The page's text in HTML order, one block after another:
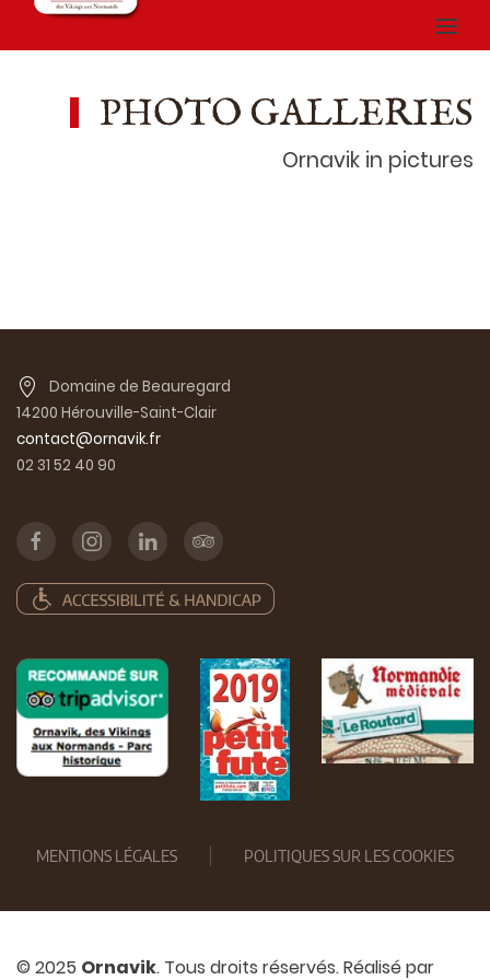
PHOTO GALLERIES
Ornavik in pictures
Domaine de Beauregard
14200 Hérouville-Saint-Clair
contact@ornavik.fr
02 31 52 40 90
MENTIONS LÉGALES POLITIQUES SUR LES COOKIES
© 2025 Ornavik. Tous droits réservés. Réalisé par